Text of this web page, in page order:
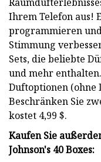
Ihrem Telefon aus!
programmieren
Stimmung
Sets, die beliebte
und mehr
Duftoptionen (ohne
Beschränken Sie
kostet 4,99 $.
Kaufen Sie
Johnson's 40 Boxes: